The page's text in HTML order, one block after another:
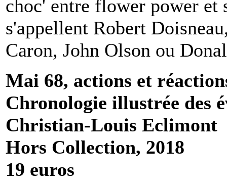
choc' entre flower power et
s'appellent Robert
Caron, John Olson ou
Mai 68, actions et
Chronologie illustrée des
Christian-Louis Eclimont
Hors Collection, 2018
19 euros